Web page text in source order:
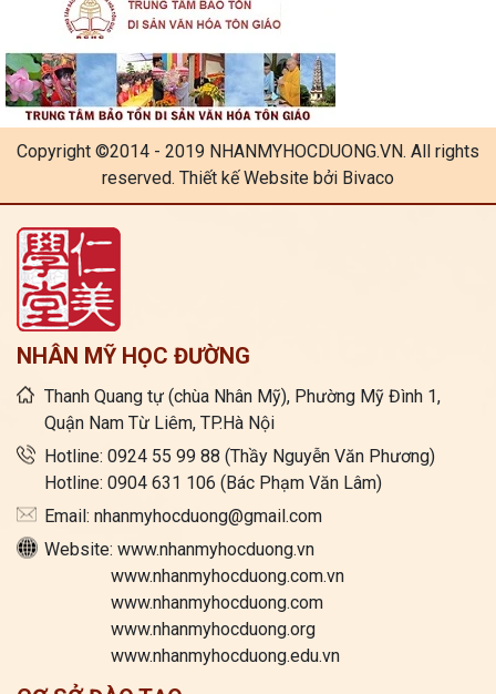
Copyright ©2014 - 2019 NHANMYHOCDUONG.VN. All rights
reserved. Thiết kế Website bởi Bivaco
NHÂN MỸ HỌC ĐƯỜNG
Thanh Quang tự (chùa Nhân Mỹ), Phường Mỹ Đình 1,
Quận Nam Từ Liêm, TP.Hà Nội
Hotline: 0924 55 99 88 (Thầy Nguyễn Văn Phương)
Hotline: 0904 631 106 (Bác Phạm Văn Lâm)
Email: nhanmyhocduong@gmail.com
Website: www.nhanmyhocduong.vn
www.nhanmyhocduong.com.vn
www.nhanmyhocduong.com
www.nhanmyhocduong.org
www.nhanmyhocduong.edu.vn